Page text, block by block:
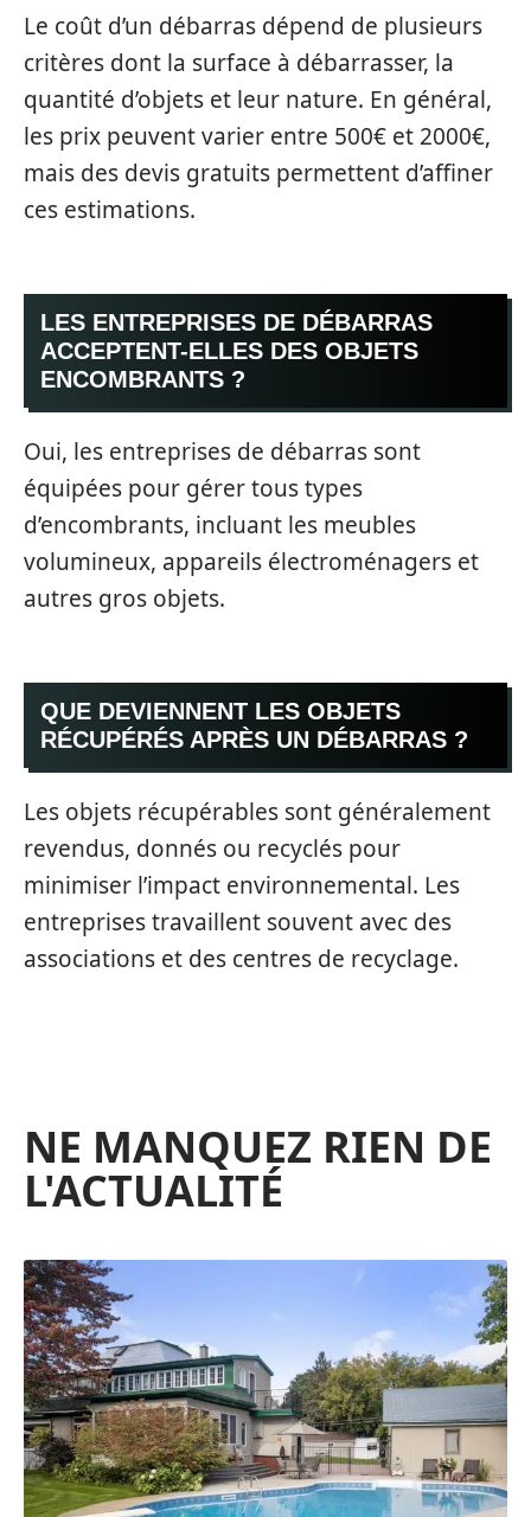
Le coût d’un débarras dépend de plusieurs
critères dont la surface à débarrasser, la
quantité d’objets et leur nature. En général,
les prix peuvent varier entre 500€ et 2000€,
mais des devis gratuits permettent d’affiner
ces estimations.
LES ENTREPRISES DE DÉBARRAS
ACCEPTENT-ELLES DES OBJETS
ENCOMBRANTS ?
Oui, les entreprises de débarras sont
équipées pour gérer tous types
d’encombrants, incluant les meubles
volumineux, appareils électroménagers et
autres gros objets.
QUE DEVIENNENT LES OBJETS
RÉCUPÉRÉS APRÈS UN DÉBARRAS ?
Les objets récupérables sont généralement
revendus, donnés ou recyclés pour
minimiser l’impact environnemental. Les
entreprises travaillent souvent avec des
associations et des centres de recyclage.
NE MANQUEZ RIEN DE
L'ACTUALITÉ